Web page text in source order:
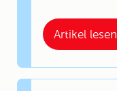
Artikel lesen